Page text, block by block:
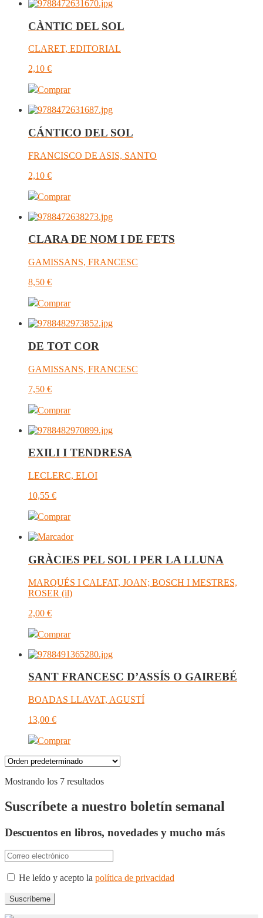
CÀNTIC DEL SOL
CLARET, EDITORIAL
2,10 €
Comprar
CÁNTICO DEL SOL
FRANCISCO DE ASIS, SANTO
2,10 €
Comprar
CLARA DE NOM I DE FETS
GAMISSANS, FRANCESC
8,50 €
Comprar
DE TOT COR
GAMISSANS, FRANCESC
7,50 €
Comprar
EXILI I TENDRESA
LECLERC, ELOI
10,55 €
Comprar
GRÀCIES PEL SOL I PER LA LLUNA
MARQUÉS I CALFAT, JOAN; BOSCH I MESTRES,
ROSER (il)
2,00 €
Comprar
SANT FRANCESC D’ASSÍS O GAIREBÉ
BOADAS LLAVAT, AGUSTÍ
13,00 €
Comprar
Mostrando los 7 resultados
Suscríbete a nuestro boletín semanal
Descuentos en libros, novedades y mucho más
He leído y acepto la política de privacidad